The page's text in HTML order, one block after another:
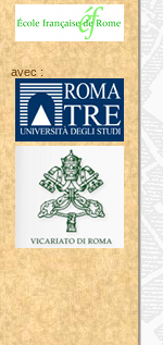
avec :